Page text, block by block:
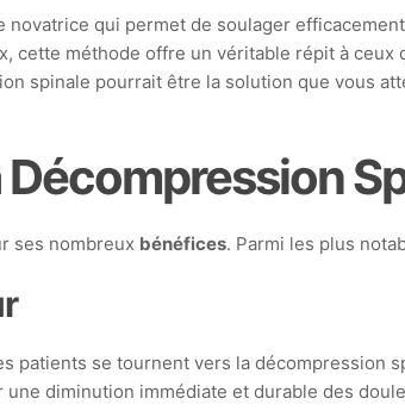
qui permet de soulager
cette méthode offre un véritable répit à
spinale pourrait être la solution que vous
Décompression
ses nombreux bénéfices. Parmi les plus
patients se tournent vers la décompression
diminution immédiate et durable des